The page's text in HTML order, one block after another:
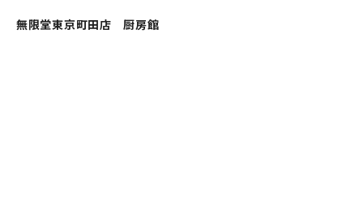
無限堂東京町田店 厨房館